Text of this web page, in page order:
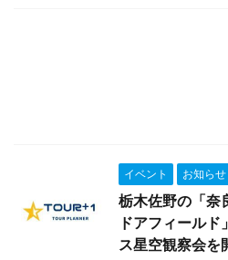
イベント お知らせ
栃木佐野の「奈
ドアフィール
ス星空観察会を